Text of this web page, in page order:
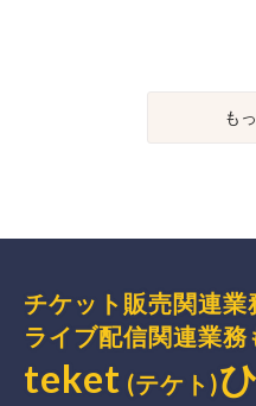
も
チケット販売関連業
ライブ配信関連業務
teket (テケト)